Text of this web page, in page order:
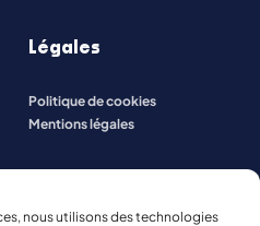
nous utilisons des technologies
Légales
Politique de cookies
Mentions légales